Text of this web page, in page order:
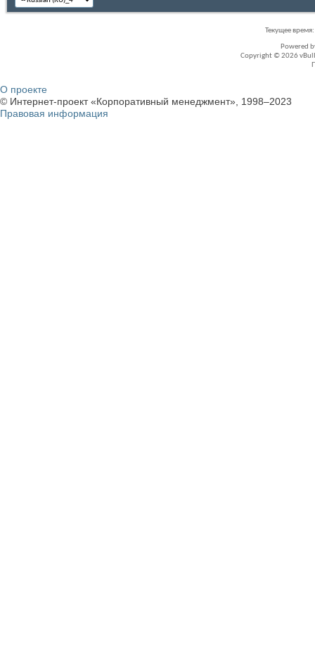
Текущее время:
Powered
Copyright © 2026
О проекте
© Интернет-проект «Корпоративный менеджмент», 1998–2023
Правовая информация